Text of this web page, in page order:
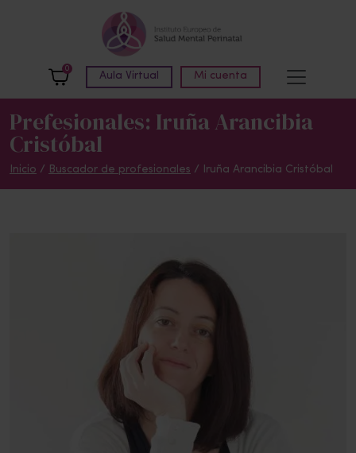
0
Aula Virtual Mi cuenta
Prefesionales: Iruña Arancibia
Cristóbal
Inicio / Buscador de profesionales / Iruña Arancibia Cristóbal